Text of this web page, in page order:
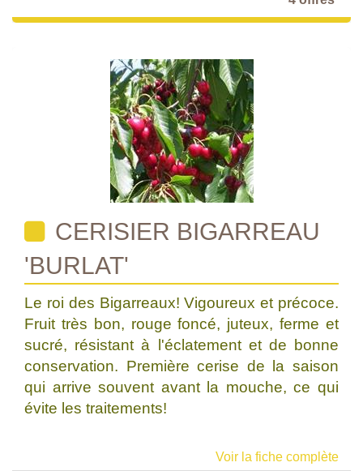
CERISIER BIGARREAU
'BURLAT'
Le roi des Bigarreaux! Vigoureux et précoce.
Fruit très bon, rouge foncé, juteux, ferme et
sucré, résistant à l'éclatement et de bonne
conservation. Première cerise de la saison
qui arrive souvent avant la mouche, ce qui
évite les traitements!
Voir la fiche complète